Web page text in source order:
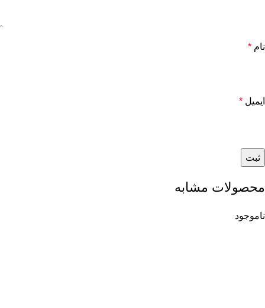
نام *
ایمیل *
محصولات مشابه
ناموجود